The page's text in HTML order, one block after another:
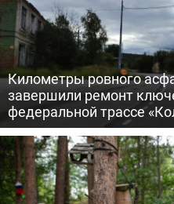
Километры ровного
завершили ремонт
федеральной трассе